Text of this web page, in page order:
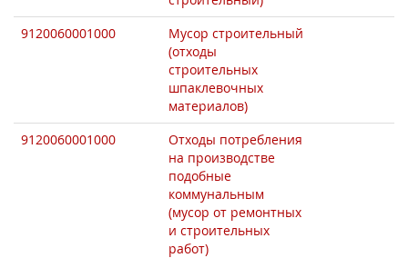
9120060001000
Мусор строительный
(отходы
строительных
шпаклевочных
материалов)
9120060001000
Отходы потребления
на производстве
подобные
коммунальным
(мусор от ремонтных
и строительных
работ)